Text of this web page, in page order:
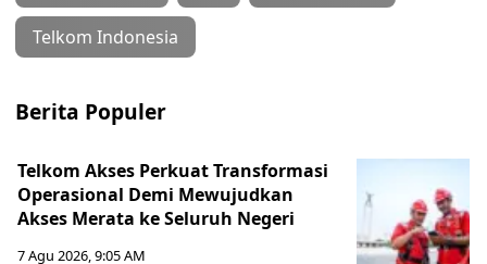
Telkom Indonesia
Berita Populer
Telkom Akses Perkuat Transformasi
Operasional Demi Mewujudkan
Akses Merata ke Seluruh Negeri
7 Agu 2026, 9:05 AM